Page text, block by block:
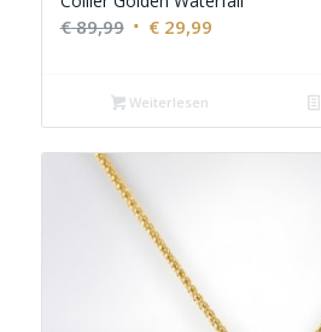
€89,99 Ursprünglicher
€ 89,99
€29,99Aktueller
Weiterlesen